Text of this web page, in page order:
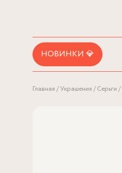
НОВИНКИ 💎
Главная Украшения Серьги